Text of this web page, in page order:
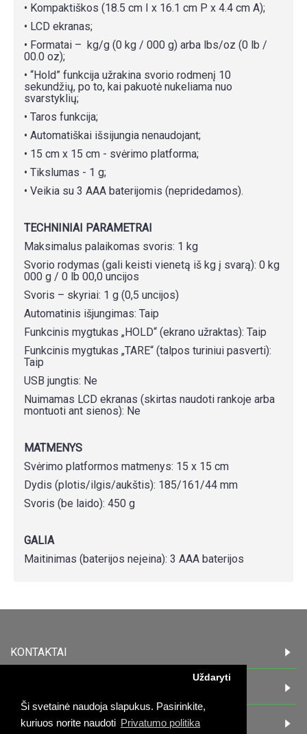
Ši svetainė naudoja slapukus. Pasirinkite,
kuriuos norite naudoti Privatumo politika
Uždaryti
• Kompaktiškos (18.5 cm I x 16.1 cm P x 4.4 cm A);
• LCD ekranas;
• Formatai – kg/g (0 kg / 000 g) arba lbs/oz (0 lb /
00.0 oz);
• “Hold” funkcija užrakina svorio rodmenį 10
sekundžių, po to, kai pakuotė nukeliama nuo
svarstyklių;
• Taros funkcija;
• Automatiškai išsijungia nenaudojant;
• 15 cm x 15 cm - svėrimo platforma;
• Tikslumas - 1 g;
• Veikia su 3 AAA baterijomis (nepridedamos).
TECHNINIAI PARAMETRAI
Maksimalus palaikomas svoris: 1 kg
Svorio rodymas (gali keisti vienetą iš kg į svarą): 0 kg
000 g / 0 lb 00,0 uncijos
Svoris – skyriai: 1 g (0,5 uncijos)
Automatinis išjungimas: Taip
Funkcinis mygtukas „HOLD“ (ekrano užraktas): Taip
Funkcinis mygtukas „TARE“ (talpos turiniui pasverti):
Taip
USB jungtis: Ne
Nuimamas LCD ekranas (skirtas naudoti rankoje arba
montuoti ant sienos): Ne
MATMENYS
Svėrimo platformos matmenys: 15 x 15 cm
Dydis (plotis/ilgis/aukštis): 185/161/44 mm
Svoris (be laido): 450 g
GALIA
Maitinimas (baterijos neįeina): 3 AAA baterijos
KONTAKTAI
PIRKĖJAMS